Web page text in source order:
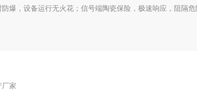
爆，设备运行无火花；信号端陶瓷保险，极速响应，阻隔危
厂家